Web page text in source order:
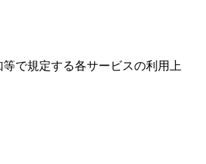
で規定する各サービスの利用上